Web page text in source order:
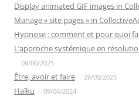
Display animated GIF images in
Manage « site pages » in
Hypnose : comment et pour quoi
L’approche systémique en
08/06/2025
Être, avoir et faire 26/05/2025
Haïku 09/04/2024